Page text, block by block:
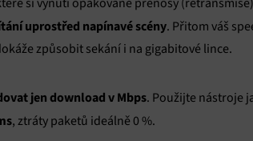
uprostřed napínavé scény. Přitom váš
způsobit sekání i na gigabitové lince.
jen download v Mbps. Použijte nástroje
, ztráty paketů ideálně 0 %.